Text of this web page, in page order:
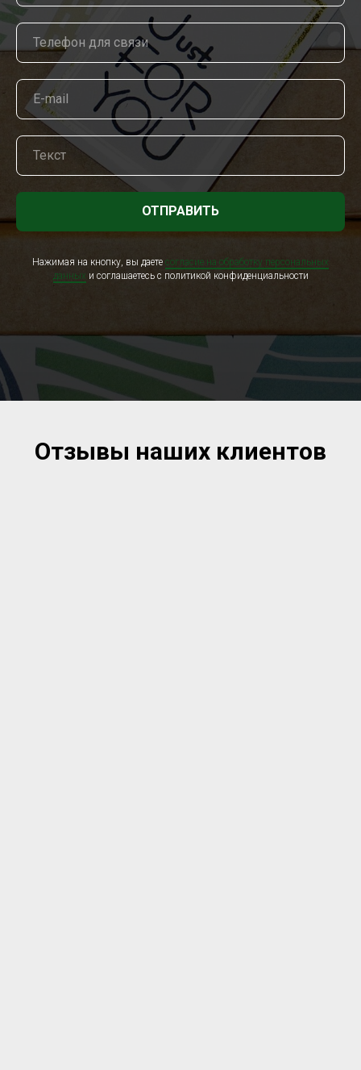
ОТПРАВИТЬ
Нажимая на кнопку, вы даете согласие на обработку персональных
данных и соглашаетесь c политикой конфиденциальности
Отзывы наших клиентов